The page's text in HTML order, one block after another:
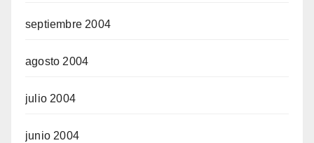
septiembre 2004
agosto 2004
julio 2004
junio 2004